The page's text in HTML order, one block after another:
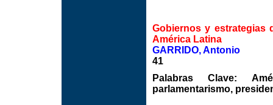
Gobiernos y estrategias
América Latina
GARRIDO, Antonio
41
Palabras Clave:
parlamentarismo,